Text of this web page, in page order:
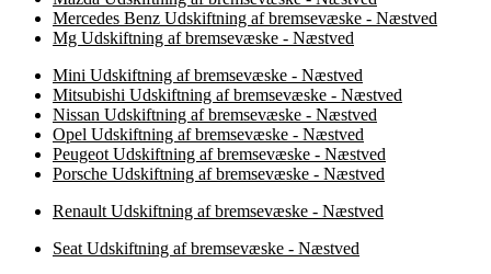
Mercedes Benz Udskiftning af bremsevæske - Næstved
Mg Udskiftning af bremsevæske - Næstved
Mini Udskiftning af bremsevæske - Næstved
Mitsubishi Udskiftning af bremsevæske - Næstved
Nissan Udskiftning af bremsevæske - Næstved
Opel Udskiftning af bremsevæske - Næstved
Peugeot Udskiftning af bremsevæske - Næstved
Porsche Udskiftning af bremsevæske - Næstved
Renault Udskiftning af bremsevæske - Næstved
Seat Udskiftning af bremsevæske - Næstved